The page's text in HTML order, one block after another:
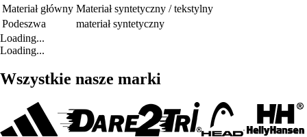
Materiał główny Materiał syntetyczny / tekstylny
Podeszwa
materiał syntetyczny
Loading...
Loading...
Wszystkie nasze marki